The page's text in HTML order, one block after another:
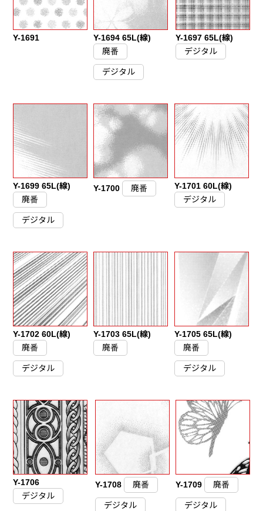
Y-1691
Y-1694 65L(線)
廃番
デジタル
Y-1697 65L(線)
デジタル
Y-1699 65L(線)
廃番
デジタル
Y-1700 廃番
Y-1701 60L(線)
デジタル
Y-1702 60L(線)
廃番
デジタル
Y-1703 65L(線)
廃番
Y-1705 65L(線)
廃番
デジタル
Y-1706
デジタル
Y-1708 廃番
デジタル
Y-1709 廃番
デジタル